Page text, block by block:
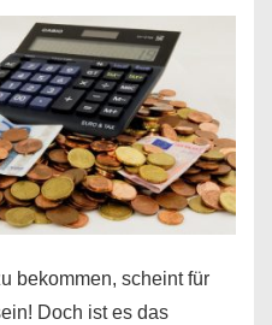
bekommen, scheint für
Doch ist es das